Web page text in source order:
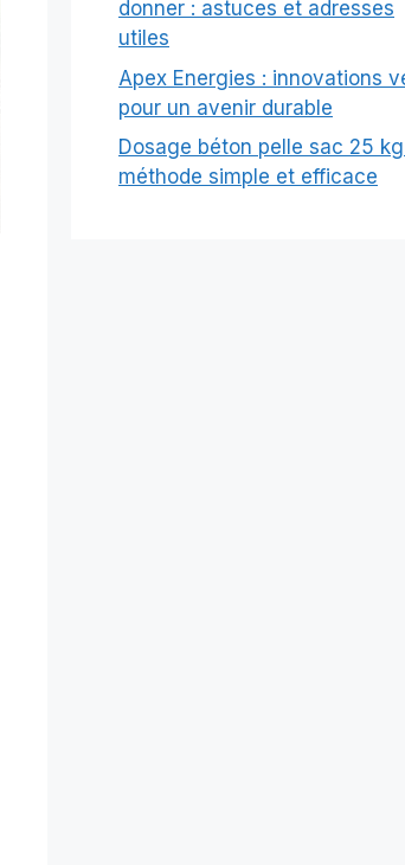
donner : astuces et adresses
utiles
Apex Energies : innovations
pour un avenir durable
Dosage béton pelle sac 25
méthode simple et efficace